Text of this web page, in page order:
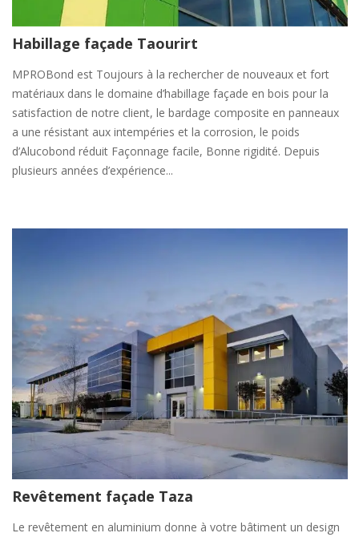
Habillage façade Taourirt
MPROBond est Toujours à la rechercher de nouveaux et fort
matériaux dans le domaine d’habillage façade en bois pour la
satisfaction de notre client, le bardage composite en panneaux
a une résistant aux intempéries et la corrosion, le poids
d’Alucobond réduit Façonnage facile, Bonne rigidité. Depuis
plusieurs années d’expérience...
Revêtement façade Taza
Le revêtement en aluminium donne à votre bâtiment un design